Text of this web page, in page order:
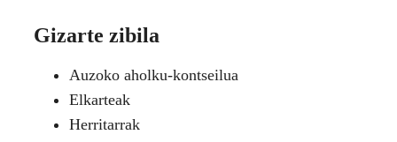
Gizarte zibila
Auzoko aholku-kontseilua
Elkarteak
Herritarrak